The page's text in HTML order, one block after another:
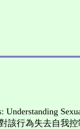
該行為失去自我